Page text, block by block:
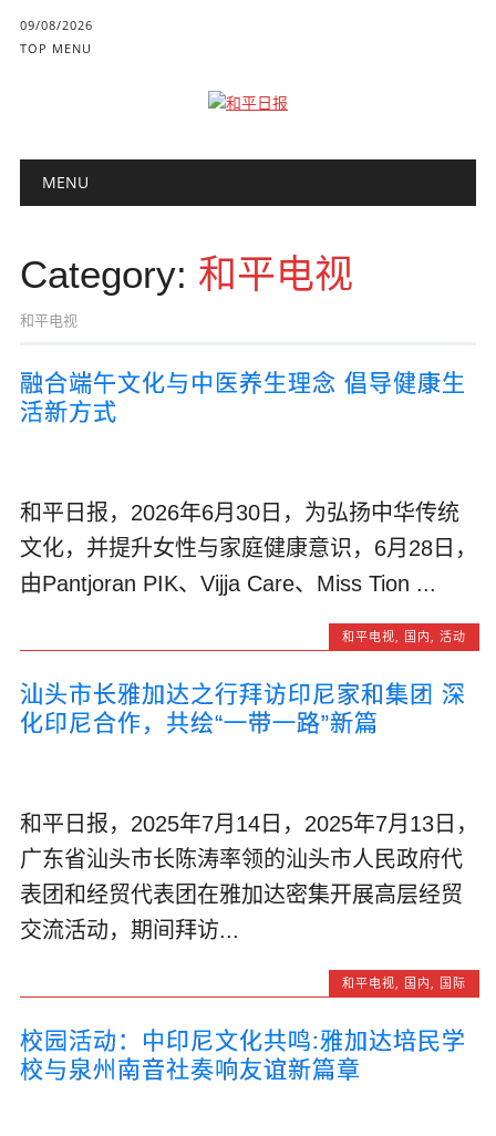
09/08/2026
TOP MENU
Main menu
MENU
Category: 和平电视
和平电视
融合端午文化与中医养生理念 倡导健康生
活新方式
和平日报，2026年6月30日，为弘扬中华传统
文化，并提升女性与家庭健康意识，6月28日，
由Pantjoran PIK、Vijja Care、Miss Tion ...
和平电视, 国内, 活动
汕头市长雅加达之行拜访印尼家和集团 深
化印尼合作，共绘“一带一路”新篇
和平日报，2025年7月14日，2025年7月13日，
广东省汕头市长陈涛率领的汕头市人民政府代
表团和经贸代表团在雅加达密集开展高层经贸
交流活动，期间拜访...
和平电视, 国内, 国际
校园活动：中印尼文化共鸣:雅加达培民学
校与泉州南音社奏响友谊新篇章